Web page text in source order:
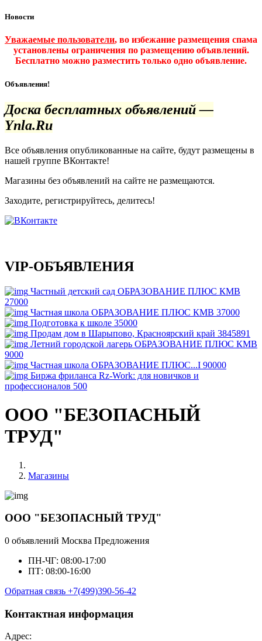
Новости
Уважаемые пользователи, во избежание размещения спама
установлены ограничения по размещению объявлений.
Бесплатно можно разместить только одно объявление.
Объявления!
Доска бесплатных объявлений —
Ynla.Ru
Все объявления опубликованные на сайте, будут размещены в
нашей группе ВКонтакте!
Магазины без объявлений на сайте не размещаются.
Заходите, регистрируйтесь, делитесь!
VIP-ОБЪЯВЛЕНИЯ
Частный детский сад ОБРАЗОВАНИЕ ПЛЮС КМВ
27000
Частная школа ОБРАЗОВАНИЕ ПЛЮС КМВ 37000
Подготовка к школе 35000
Продам дом в Шарыпово, Красноярский край 3845891
Летний городской лагерь ОБРАЗОВАНИЕ ПЛЮС КМВ
9000
Частная школа ОБРАЗОВАНИЕ ПЛЮС...I 90000
Биржа фриланса Rz-Work: для новичков и
профессионалов 500
ООО "БЕЗОПАСНЫЙ
ТРУД"
Магазины
ООО "БЕЗОПАСНЫЙ ТРУД"
0 объявлений Москва Предложения
ПН-ЧГ: 08:00-17:00
ПТ: 08:00-16:00
Обратная связь +7(499)390-56-42
Контактная информация
Адрес: